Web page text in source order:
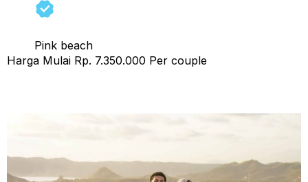
Pink beach
Harga Mulai Rp. 7.350.000 Per couple